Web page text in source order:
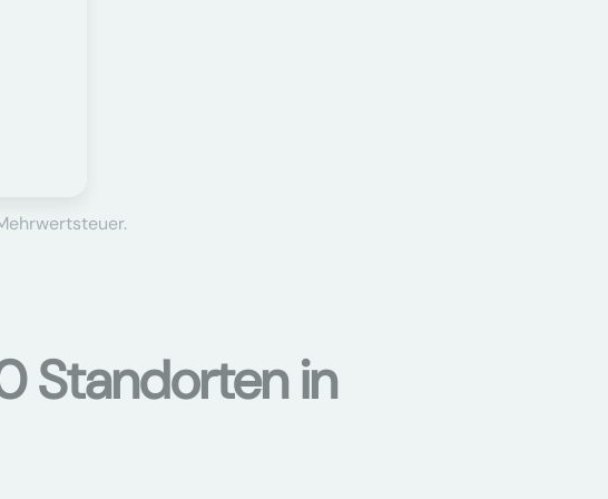
Standorten in